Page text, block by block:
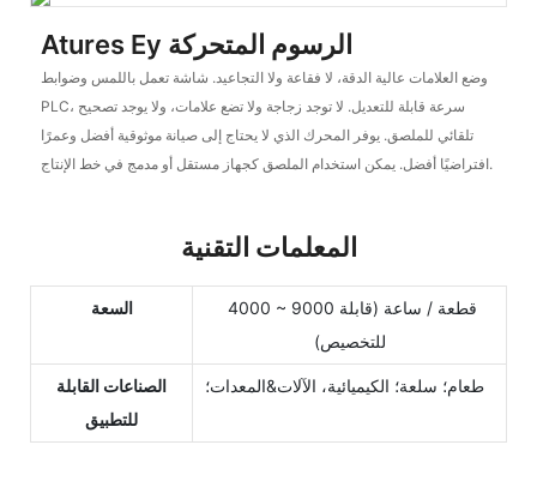
Atures Ey الرسوم المتحركة
وضع العلامات عالية الدقة، لا فقاعة ولا التجاعيد. شاشة تعمل باللمس وضوابط
PLC، سرعة قابلة للتعديل. لا توجد زجاجة ولا تضع علامات، ولا يوجد تصحيح
تلقائي للملصق. يوفر المحرك الذي لا يحتاج إلى صيانة موثوقية أفضل وعمرًا
افتراضيًا أفضل. يمكن استخدام الملصق كجهاز مستقل أو مدمج في خط الإنتاج.
المعلمات التقنية
السعة
4000 ~ 9000 قطعة / ساعة (قابلة
للتخصيص)
الصناعات القابلة
للتطبيق